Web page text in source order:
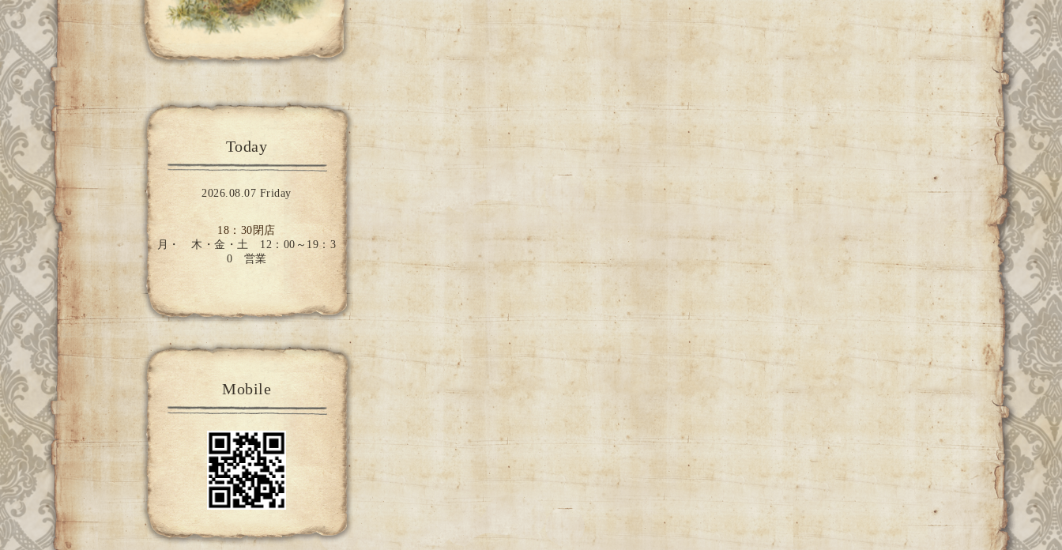
Today
2026.08.07 Friday
18：30閉店
月・ 木・金・土 12：00～19：3
0 営業
Mobile